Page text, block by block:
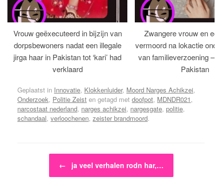
Vrouw geëxecuteerd in bijzijn van
dorpsbewoners nadat een illegale
jirga haar in Pakistan tot ‘kari’ had
verklaard
Zwangere vrouw en
vermoord na lokactie
van familieverzoening –
Pakistan
Geplaatst in Innovatie, Klokkenluider, Moord Narges Achikzei,
Onderzoek, Politie Zeist en getagd met doofpot, MDNDR021,
narcostaat nederland, narges achikzei, nargesgate, politie,
schandaal, verloochenen, zeister brandmoord.
Bericht navigatie
← ja veel verhalen rodn har,…